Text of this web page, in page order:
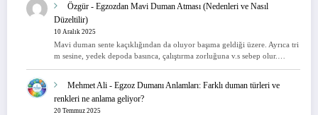
Özgür - Egzozdan Mavi Duman Atması (Nedenleri ve Nasıl
Düzeltilir)
10 Aralık 2025
Mavi duman sente kaçıklığından da oluyor başıma geldiği üzere. Ayrıca tri
m sesine, yedek depoda basınca, çalıştırma zorluğuna v.s sebep olur.…
Mehmet Ali - Egzoz Dumanı Anlamları: Farklı duman türleri ve
renkleri ne anlama geliyor?
20 Temmuz 2025